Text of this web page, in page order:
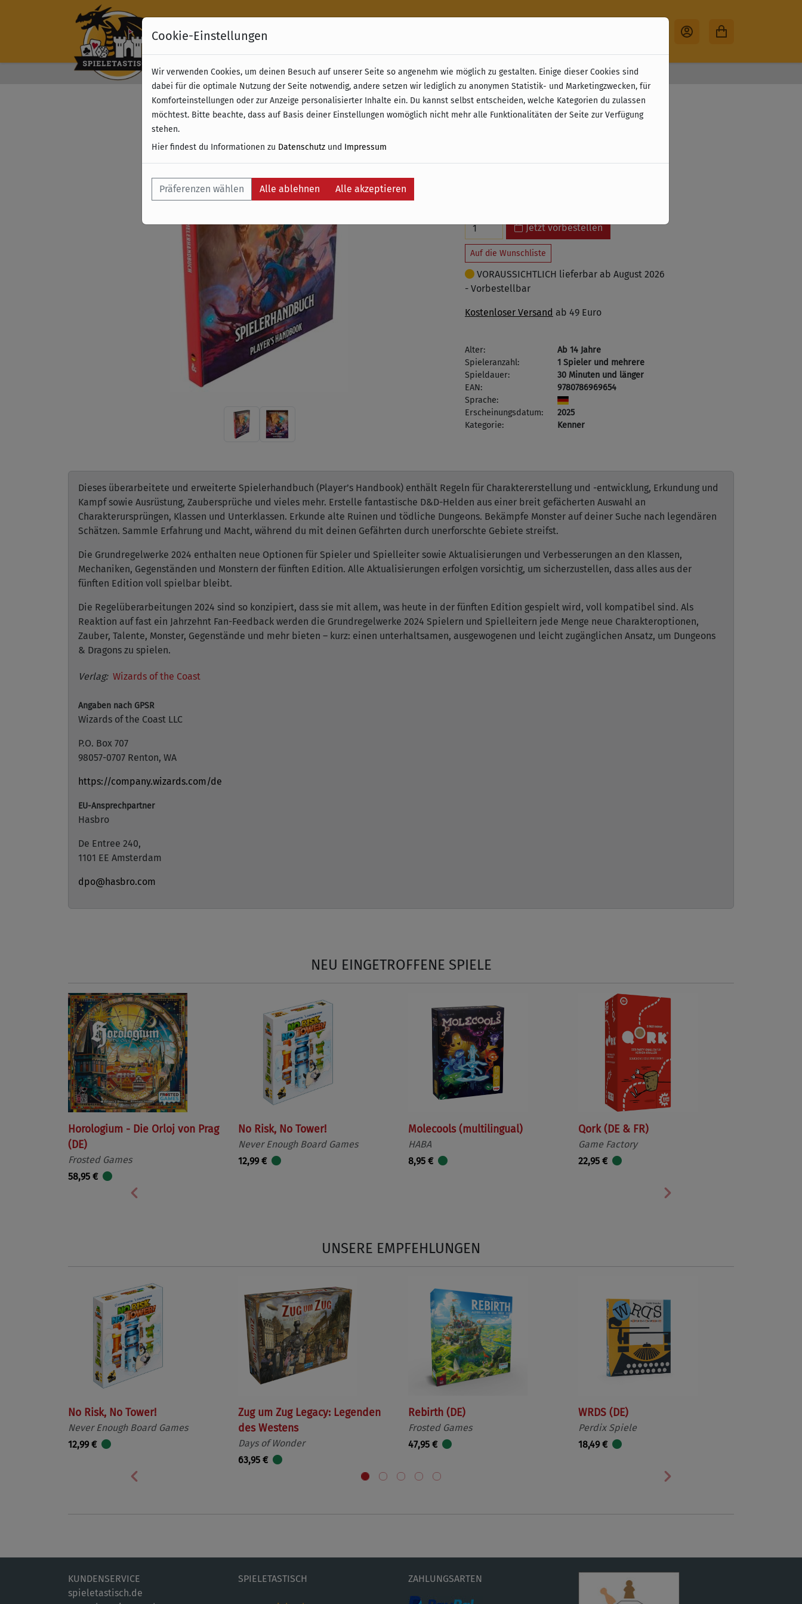
Kostenloser Versand & Retoure ab 49 € (innerhalb Deutschlands) 30 Tage Rückgabe
Dungeons & Dragons –
49,99 €
Jetzt vorbestellen
Auf die Wunschliste
VORAUSSICHTLICH lieferbar ab August 2026
- Vorbestellbar
Kostenloser Versand ab 49 Euro
Alter:
Ab 14 Jahre
Spieleranzahl:
1 Spieler und mehrere
Spieldauer:
30 Minuten und länger
EAN:
9780786969654
Sprache:
Erscheinungsdatum:
2025
Kategorie:
Kenner
Dieses überarbeitete und erweiterte Spielerhandbuch (Player’s Handbook) enthält Regeln für Charaktererstellung und -entwicklung, Erkundung und
Kampf sowie Ausrüstung, Zaubersprüche und vieles mehr. Erstelle fantastische D&D-Helden aus einer breit gefächerten Auswahl an
Charakterursprüngen, Klassen und Unterklassen. Erkunde alte Ruinen und tödliche Dungeons. Bekämpfe Monster auf deiner Suche nach legendären
Schätzen. Sammle Erfahrung und Macht, während du mit deinen Gefährten durch unerforschte Gebiete streifst.
Die Grundregelwerke 2024 enthalten neue Optionen für Spieler und Spielleiter sowie Aktualisierungen und Verbesserungen an den Klassen,
Mechaniken, Gegenständen und Monstern der fünften Edition. Alle Aktualisierungen erfolgen vorsichtig, um sicherzustellen, dass alles aus der
fünften Edition voll spielbar bleibt.
Die Regelüberarbeitungen 2024 sind so konzipiert, dass sie mit allem, was heute in der fünften Edition gespielt wird, voll kompatibel sind. Als
Reaktion auf fast ein Jahrzehnt Fan-Feedback werden die Grundregelwerke 2024 Spielern und Spielleitern jede Menge neue Charakteroptionen,
Zauber, Talente, Monster, Gegenstände und mehr bieten – kurz: einen unterhaltsamen, ausgewogenen und leicht zugänglichen Ansatz, um Dungeons
& Dragons zu spielen.
Verlag: Wizards of the Coast
Angaben nach GPSR
Wizards of the Coast LLC
P.O. Box 707
98057-0707 Renton, WA
https://company.wizards.com/de
EU-Ansprechpartner
Hasbro
De Entree 240,
1101 EE Amsterdam
dpo@hasbro.com
NEU EINGETROFFENE SPIELE
Horologium - Die Orloj von Prag
(DE)
Frosted Games
58,95 €
No Risk, No Tower!
Never Enough Board Games
12,99 €
Molecools (multilingual)
HABA
8,95 €
Qork (DE & FR)
Game Factory
22,95 €
Vorherige Nächste
UNSERE EMPFEHLUNGEN
No Risk, No Tower!
Never Enough Board Games
12,99 €
Zug um Zug Legacy: Legenden
des Westens
Days of Wonder
63,95 €
Rebirth (DE)
Frosted Games
47,95 €
WRDS (DE)
Perdix Spiele
18,49 €
Vorherige Nächste
KUNDENSERVICE
spieletastisch.de
SPIELETASTISCH ZAHLUNGSARTEN
Cookie-Einstellungen
Wir verwenden Cookies, um deinen Besuch auf unserer Seite so angenehm wie möglich zu gestalten. Einige dieser Cookies sind
dabei für die optimale Nutzung der Seite notwendig, andere setzen wir lediglich zu anonymen Statistik- und Marketingzwecken, für
Komforteinstellungen oder zur Anzeige personalisierter Inhalte ein. Du kannst selbst entscheiden, welche Kategorien du zulassen
möchtest. Bitte beachte, dass auf Basis deiner Einstellungen womöglich nicht mehr alle Funktionalitäten der Seite zur Verfügung
stehen.
Hier findest du Informationen zu Datenschutz und Impressum
Präferenzen wählen Alle ablehnen Alle akzeptieren